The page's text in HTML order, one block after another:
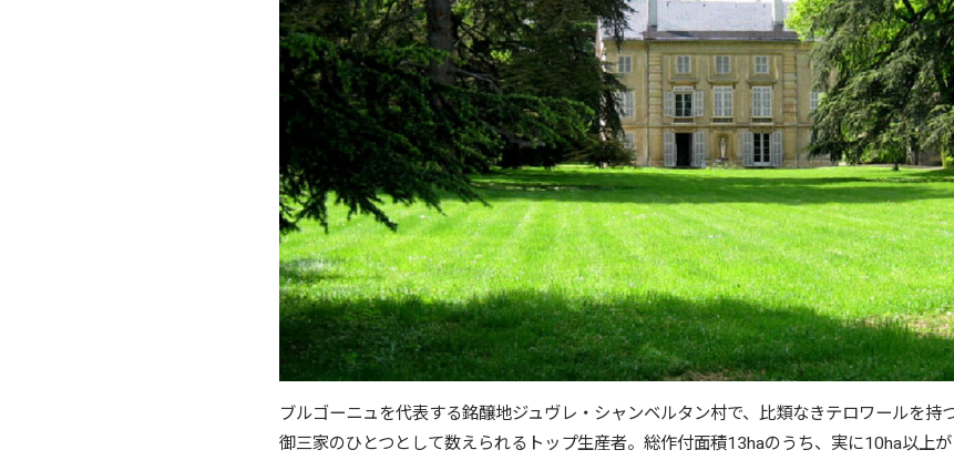
ブルゴーニュを代表する銘醸地ジュヴレ・シャンベルタン村で、比類なきテロワールを持
御三家のひとつとして数えられるトップ生産者。総作付面積13haのうち、実に10ha以上